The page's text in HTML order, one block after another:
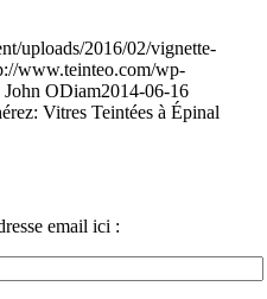
uploads/2016/02/vignette-
www.teinteo.com/wp-
John ODiam2014-06-16
Vitres Teintées à Épinal
email ici :